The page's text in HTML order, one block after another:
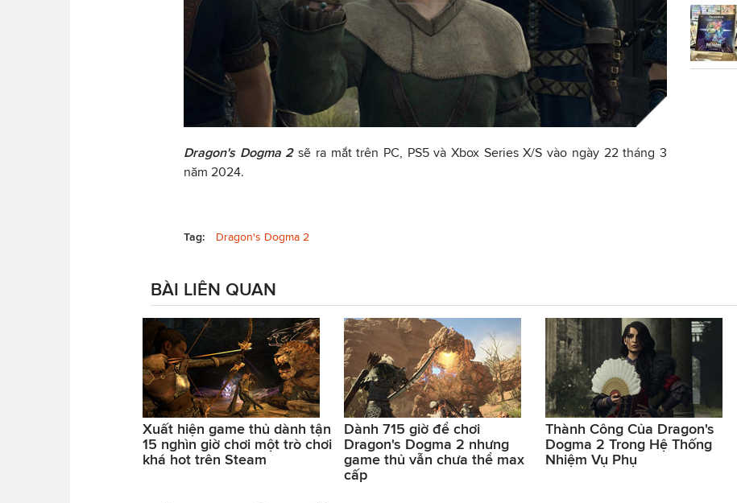
Dragon's Dogma 2sẽ ra mắt trên PC, PS5 và Xbox Series X/S vào ngày 22 tháng 3
năm 2024.
Tag: Dragon's Dogma 2
BÀI LIÊN QUAN
Xuất hiện game thủ dành tận
15 nghìn giờ chơi một trò chơi
khá hot trên Steam
Dành 715 giờ để chơi
Dragon's Dogma 2 nhưng
game thủ vẫn chưa thể max
cấp
Thành Công Của Dragon's
Dogma 2 Trong Hệ Thống
Nhiệm Vụ Phụ